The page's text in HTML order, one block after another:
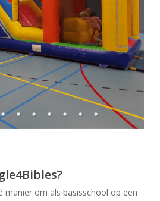
manier om als basisschool op een